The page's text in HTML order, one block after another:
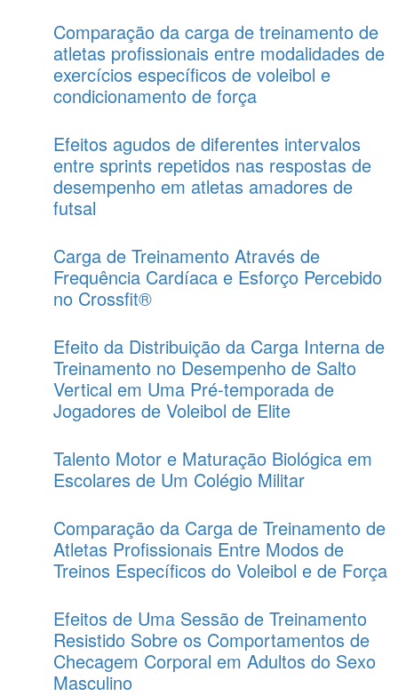
Comparação da carga de treinamento de
atletas profissionais entre modalidades de
exercícios específicos de voleibol e
condicionamento de força
Efeitos agudos de diferentes intervalos
entre sprints repetidos nas respostas de
desempenho em atletas amadores de
futsal
Carga de Treinamento Através de
Frequência Cardíaca e Esforço Percebido
no Crossfit®
Efeito da Distribuição da Carga Interna de
Treinamento no Desempenho de Salto
Vertical em Uma Pré-temporada de
Jogadores de Voleibol de Elite
Talento Motor e Maturação Biológica em
Escolares de Um Colégio Militar
Comparação da Carga de Treinamento de
Atletas Profissionais Entre Modos de
Treinos Específicos do Voleibol e de Força
Efeitos de Uma Sessão de Treinamento
Resistido Sobre os Comportamentos de
Checagem Corporal em Adultos do Sexo
Masculino